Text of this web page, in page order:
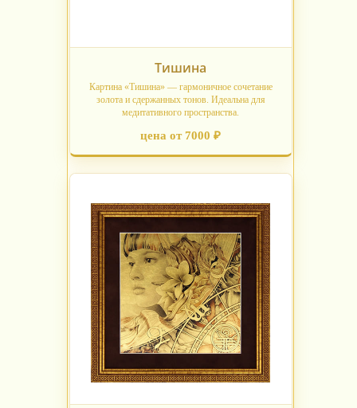
Тишина
Картина «Тишина» — гармоничное сочетание
золота и сдержанных тонов. Идеальна для
медитативного пространства.
цена от 7000 ₽